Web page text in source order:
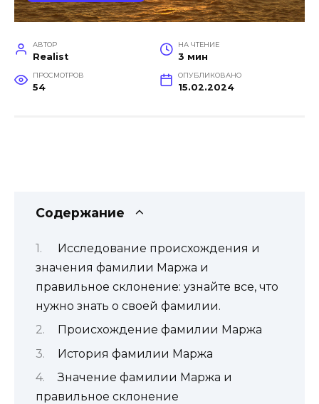
АВТОР
Realist
НА ЧТЕНИЕ
3 мин
ПРОСМОТРОВ
54
ОПУБЛИКОВАНО
15.02.2024
Содержание
Исследование происхождения и
значения фамилии Маржа и
правильное склонение: узнайте все, что
нужно знать о своей фамилии.
Происхождение фамилии Маржа
История фамилии Маржа
Значение фамилии Маржа и
правильное склонение